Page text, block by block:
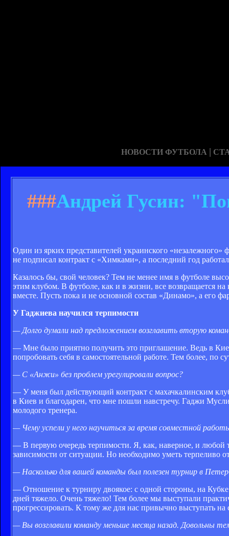
НОВОСТИ ФУТБОЛА |
###Андрей Гусин:
Один из ярких представителей украинского
не подписал контракт с «Химками», а последний год
Казалось бы, свой человек? Тем не менее имя в футболе
этим клубом. В футболе, как и в жизни, все возвращается
вместе. Пусть пока и не основной состав «Динамо», а его
У Гаджиева научился терпимости
— Долго думали над предложением возглавить вторую
— Мне было приятно получить это приглашение. Ведь в
попробовать себя в самостоятельной работе. Тем более,
— С «Анжи» без проблем урегулировали вопрос?
— У меня был действующий контракт с махачкалинским
в Киев и благодарен, что мне пошли навстречу. Гаджи
молодого тренера.
— Чему успели у него научиться за время совместной
— В первую очередь терпимости. Я, как, наверное, и
зависимости от ситуации. Но необходимо уметь терпеливо
— Насколько для вашей команды был полезен турнир в
— Отношение к турниру двоякое: с одной стороны, на
дней тяжело. Очень тяжело! Тем более мы выступали
прогрессировать. К тому же для нас привычно выступать
— Вы возглавили команду меньше месяца назад. Довольны